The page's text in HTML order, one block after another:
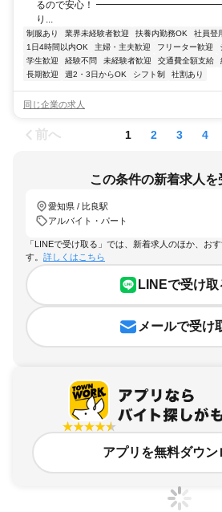
るので安心！
り...
制服あり 業界未経験者歓迎 扶養内勤務OK 社員登
1日4時間以内OK
主婦・主夫歓迎 フリーター歓迎
学生歓迎
経験不問 未経験者歓迎 交通費全額支給
長期歓迎
週2・3日からOK シフト制 社割あり
同じ企業の求人
前へ 1 2 3 4
この条件の新着求人を
愛知県 / 比良駅
アルバイト・パート
「LINEで受け取る」では、新着求人のほか、お
す。 詳しくはこちら
LINEで受け取
メールで受け
アプリを無料ダウン